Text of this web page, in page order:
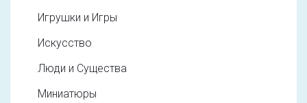
Игрушки и Игры
Искусство
Люди и Существа
Миниатюры